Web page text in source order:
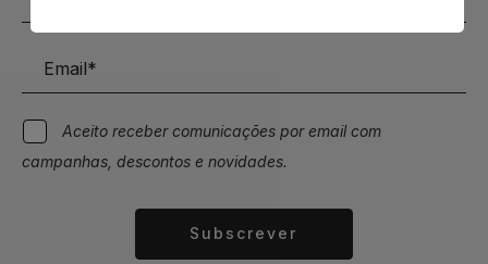
Aceito receber comunicações por email com
campanhas, descontos e novidades.
Subscrever